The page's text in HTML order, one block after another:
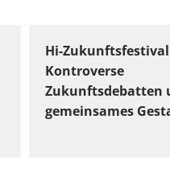
Hi-
Kontroverse
Zukunftsdebatten
gemeinsames